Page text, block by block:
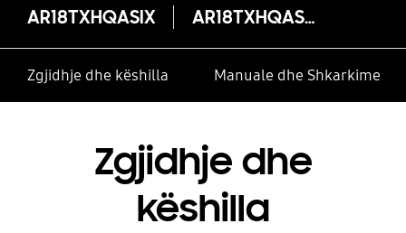
AR18TXHQASIX AR18TXHQASIX
Zgjidhje dhe këshilla Manuale dhe Shkarkime
Zgjidhje dhe
këshilla